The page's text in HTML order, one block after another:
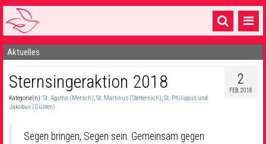
Startseite
1 Pfarrei
16 Gemeinden & mehr
Aktuelles
2
FEB. 2018
Sternsingeraktion 2018
Kategorie(n):St. Agatha (Mersch),St. Martinus (Stetternich),St. Philippus und
Jakobus (Güsten)
Segen bringen, Segen sein. Gemeinsam gegen